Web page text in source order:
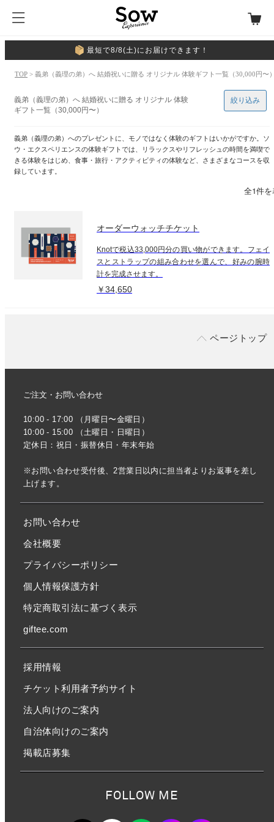
最短で8/8(土)にお届けできます！
TOP > 義弟（義理の弟）へ 結婚祝いに贈る オリジナル 体験ギフト一覧（30,000円〜
義弟（義理の弟）へ 結婚祝いに贈る オリジナル 体験
ギフト一覧（30,000円〜）
義弟（義理の弟）へのプレゼントに、モノではなく体験のギフトはいかがですか。ソ
ウ・エクスペリエンスの体験ギフトでは、リラックスやリフレッシュの時間を満喫で
きる体験をはじめ、食事・旅行・アクティビティの体験など、さまざまなコースを収
録しています。
絞り込み
全1件
オーダーウォッチチケット
Knotで税込33,000円分の買い物ができます。フェイ
スとストラップの組み合わせを選んで、好みの腕時
計を完成させます。
￥34,650
ページトップ
ご注文・お問い合わせ
10:00 - 17:00 （月曜日〜金曜日）
10:00 - 15:00 （土曜日・日曜日）
定休日：祝日・振替休日・年末年始
※お問い合わせ受付後、2営業日以内に担当者よりお返事を差し
上げます。
お問い合わせ
会社概要
プライバシーポリシー
個人情報保護方針
特定商取引法に基づく表示
giftee.com
採用情報
チケット利用者予約サイト
法人向けのご案内
自治体向けのご案内
掲載店募集
FOLLOW ME